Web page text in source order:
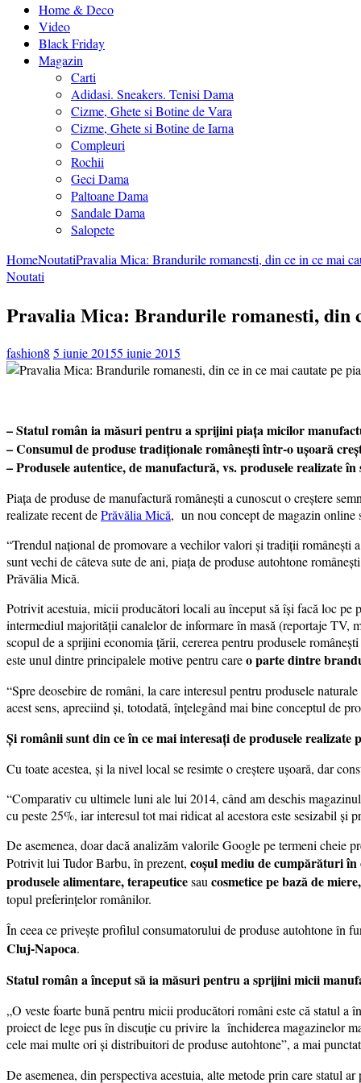
Home & Deco
Video
Black Friday
Magazin
Carti
Adidasi. Sneakers. Tenisi Dama
Cizme, Ghete si Botine de Vara
Cizme, Ghete si Botine de Iarna
Compleuri
Rochii
Geci Dama
Paltoane Dama
Sandale Dama
Salopete
HomeNoutatiPravalia Mica: Brandurile romanesti, din ce in ce mai
Noutati
Pravalia Mica: Brandurile romanesti, din
fashion8 5 iunie 20155 iunie 2015
– Statul român ia măsuri pentru a sprijini piața micilor
– Consumul de produse tradiționale românești într-o ușoară
– Produsele autentice, de manufactură, vs. produsele realizate
Piața de produse de manufactură românești a cunoscut o creștere
realizate recent dePrăvălia Mică, un nou concept de magazin online
“Trendul național de promovare a vechilor valori și tradiții românești
sunt vechi de câteva sute de ani, piața de produse autohtone
Prăvălia Mică.
Potrivit acestuia, micii producători locali au început să își facă loc
intermediul majorității canalelor de informare în masă (reportaje TV,
scopul de a sprijini economia țării, cererea pentru produsele
este unul dintre principalele motive pentru careo parte dintre
“Spre deosebire de români, la care interesul pentru produsele
acest sens, apreciind și, totodată, înțelegând mai bine conceptul de
Și românii sunt din ce în ce mai interesați de produsele realizate
Cu toate acestea, și la nivel local se resimte o creștere ușoară, dar
“Comparativ cu ultimele luni ale lui 2014, când am deschis
cu peste 25%, iar interesul tot mai ridicat al acestora este sesizabil
De asemenea, doar dacă analizăm valorile Google pe termeni cheie
Potrivit lui Tudor Barbu, în prezent, coșul mediu de cumpărături în
produsele alimentare, terapeuticesaucosmetice pe bază de
topul preferințelor românilor.
În ceea ce privește profilul consumatorului de produse autohtone în
Cluj-Napoca.
Statul român a început să ia măsuri pentru a sprijini micii
„O veste foarte bună pentru micii producători români este că statul
proiect de lege pus în discuție cu privire la închiderea magazinelor
cele mai multe ori și distribuitori de produse autohtone”, a mai
De asemenea, din perspectiva acestuia, alte metode prin care statul